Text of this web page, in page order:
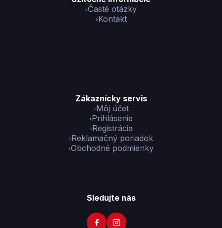
Časté otázky
Kontakt
Zákaznícky servis
Môj účet
Prihlásenie
Registrácia
Reklamačný poriadok
Obchodné podmienky
Sledujte nás